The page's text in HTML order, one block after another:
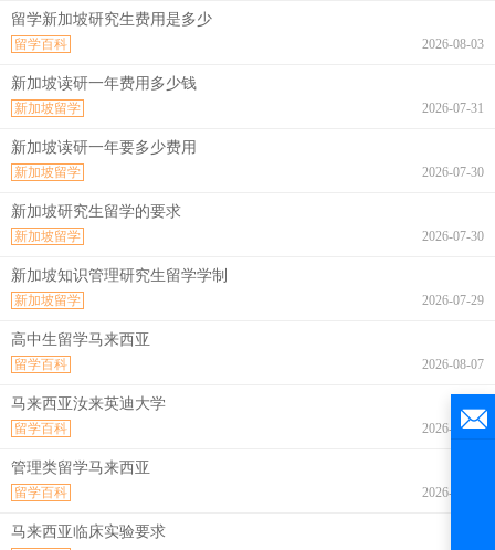
留学新加坡研究生费用是多少
2026-08-03
留学百科
新加坡读研一年费用多少钱
2026-07-31
新加坡留学
新加坡读研一年要多少费用
2026-07-30
新加坡留学
新加坡研究生留学的要求
2026-07-30
新加坡留学
新加坡知识管理研究生留学学制
2026-07-29
新加坡留学
高中生留学马来西亚
2026-08-07
留学百科
马来西亚汝来英迪大学
2026-08-07
留学百科
管理类留学马来西亚
2026-08-07
留学百科
马来西亚临床实验要求